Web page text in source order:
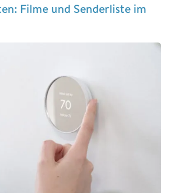
Filme und Senderliste im